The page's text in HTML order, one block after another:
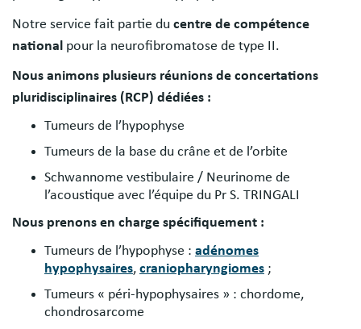
Notre service fait partie du centre de compétence
national pour la neurofibromatose de type II.
Nous animons plusieurs réunions de concertations
pluridisciplinaires (RCP) dédiées :
Tumeurs de l’hypophyse
Tumeurs de la base du crâne et de l’orbite
Schwannome vestibulaire / Neurinome de
l’acoustique avec l’équipe du Pr S. TRINGALI
Nous prenons en charge spécifiquement :
Tumeurs de l’hypophyse : adénomes
hypophysaires, craniopharyngiomes ;
Tumeurs « péri-hypophysaires » : chordome,
chondrosarcome